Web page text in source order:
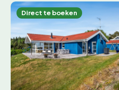
Direct te boeken